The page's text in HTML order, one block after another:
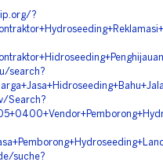
?
search?
Search?
suche?